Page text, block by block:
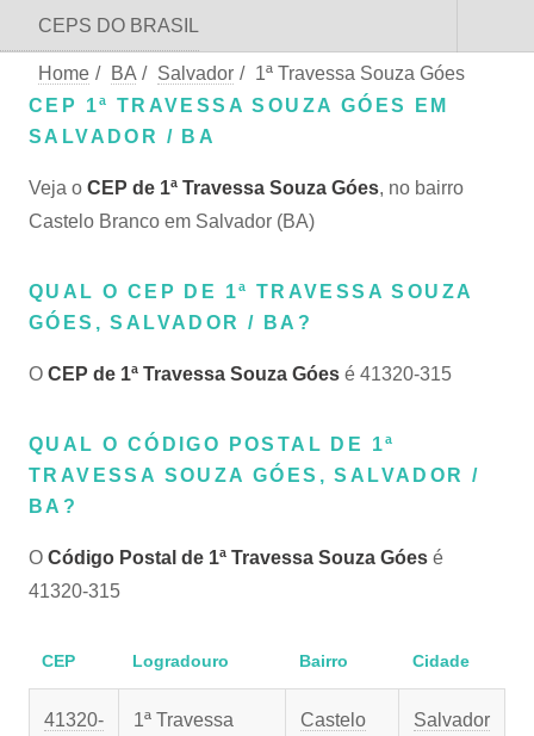
CEPS DO BRASIL
Home / BA / Salvador / 1ª Travessa Souza Góes
CEP 1ª TRAVESSA SOUZA GÓES EM
SALVADOR / BA
Veja o CEP de 1ª Travessa Souza Góes, no bairro
Castelo Branco em Salvador (BA)
QUAL O CEP DE 1ª TRAVESSA SOUZA
GÓES, SALVADOR / BA?
O CEP de 1ª Travessa Souza Góes é 41320-315
QUAL O CÓDIGO POSTAL DE 1ª
TRAVESSA SOUZA GÓES, SALVADOR /
BA?
O Código Postal de 1ª Travessa Souza Góes é
41320-315
CEP Logradouro Bairro Cidade
41320-
1ª Travessa
Castelo
Salvador